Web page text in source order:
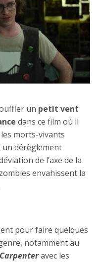
un petit vent
dans ce film où il
morts-vivants
un dérèglement
de l’axe de la
envahissent la
pour faire quelques
notamment au
avec les